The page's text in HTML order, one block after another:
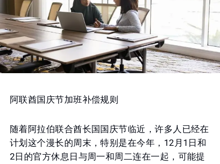
阿联酋国庆节加班补偿规则
随着阿拉伯联合酋长国国庆节临近，许多人已经在
计划这个漫长的周末，特别是在今年，12月1日和
2日的官方休息日与周一和周二连在一起，可能提